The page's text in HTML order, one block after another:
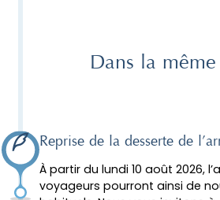
Dans la
Reprise de la desserte de
À partir du lundi 10 août 2026,
voyageurs pourront ainsi de